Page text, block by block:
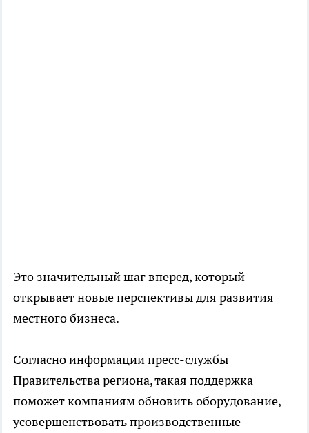
Это значительный шаг вперед, который
открывает новые перспективы для развития
местного бизнеса.
Согласно информации пресс-службы
Правительства региона, такая поддержка
поможет компаниям обновить оборудование,
усовершенствовать производственные